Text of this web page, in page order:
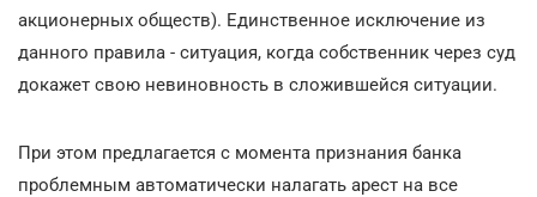
акционерных обществ). Единственное исключение из
данного правила - ситуация, когда собственник через суд
докажет свою невиновность в сложившейся ситуации.
При этом предлагается с момента признания банка
проблемным автоматически налагать арест на все